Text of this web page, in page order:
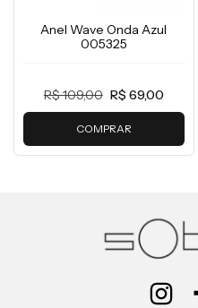
Anel Wave Onda Azul
005325
R$ 109,00 R$ 69,00
COMPRAR